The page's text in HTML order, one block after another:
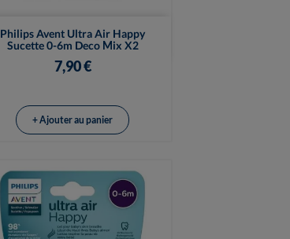
Philips Avent Ultra Air Happy
Sucette 0-6m Deco Mix X2
7,90 €
Vue rapide
+ Ajouter au panier